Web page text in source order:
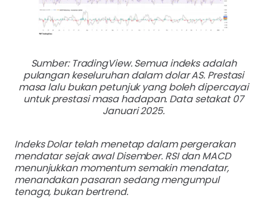
Sumber: TradingView. Semua indeks adalah
pulangan keseluruhan dalam dolar AS. Prestasi
masa lalu bukan petunjuk yang boleh dipercayai
untuk prestasi masa hadapan. Data setakat 07
Januari 2025.
Indeks Dolar telah menetap dalam pergerakan
mendatar sejak awal Disember. RSI dan MACD
menunjukkan momentum semakin mendatar,
menandakan pasaran sedang mengumpul
tenaga, bukan bertrend.